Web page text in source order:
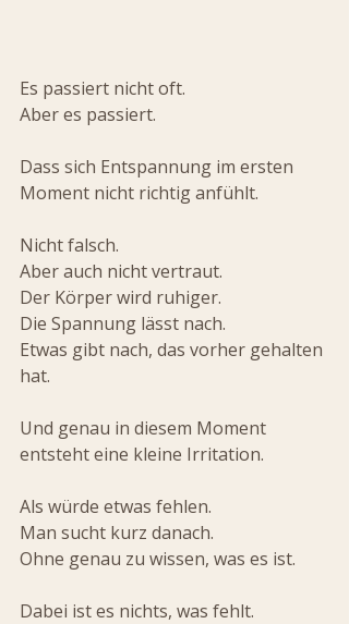
Es passiert nicht oft.
Aber es passiert.
Dass sich Entspannung im ersten
Moment nicht richtig anfühlt.
Nicht falsch.
Aber auch nicht vertraut.
Der Körper wird ruhiger.
Die Spannung lässt nach.
Etwas gibt nach, das vorher gehalten
hat.
Und genau in diesem Moment
entsteht eine kleine Irritation.
Als würde etwas fehlen.
Man sucht kurz danach.
Ohne genau zu wissen, was es ist.
Dabei ist es nichts, was fehlt.